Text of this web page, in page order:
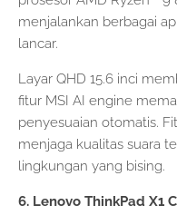
menjalankan berbagai
lancar.
Layar QHD 15.6 inci
fitur MSI AI engine
penyesuaian otomatis.
menjaga kualitas suara
lingkungan yang bising.
6. Lenovo ThinkPad X1